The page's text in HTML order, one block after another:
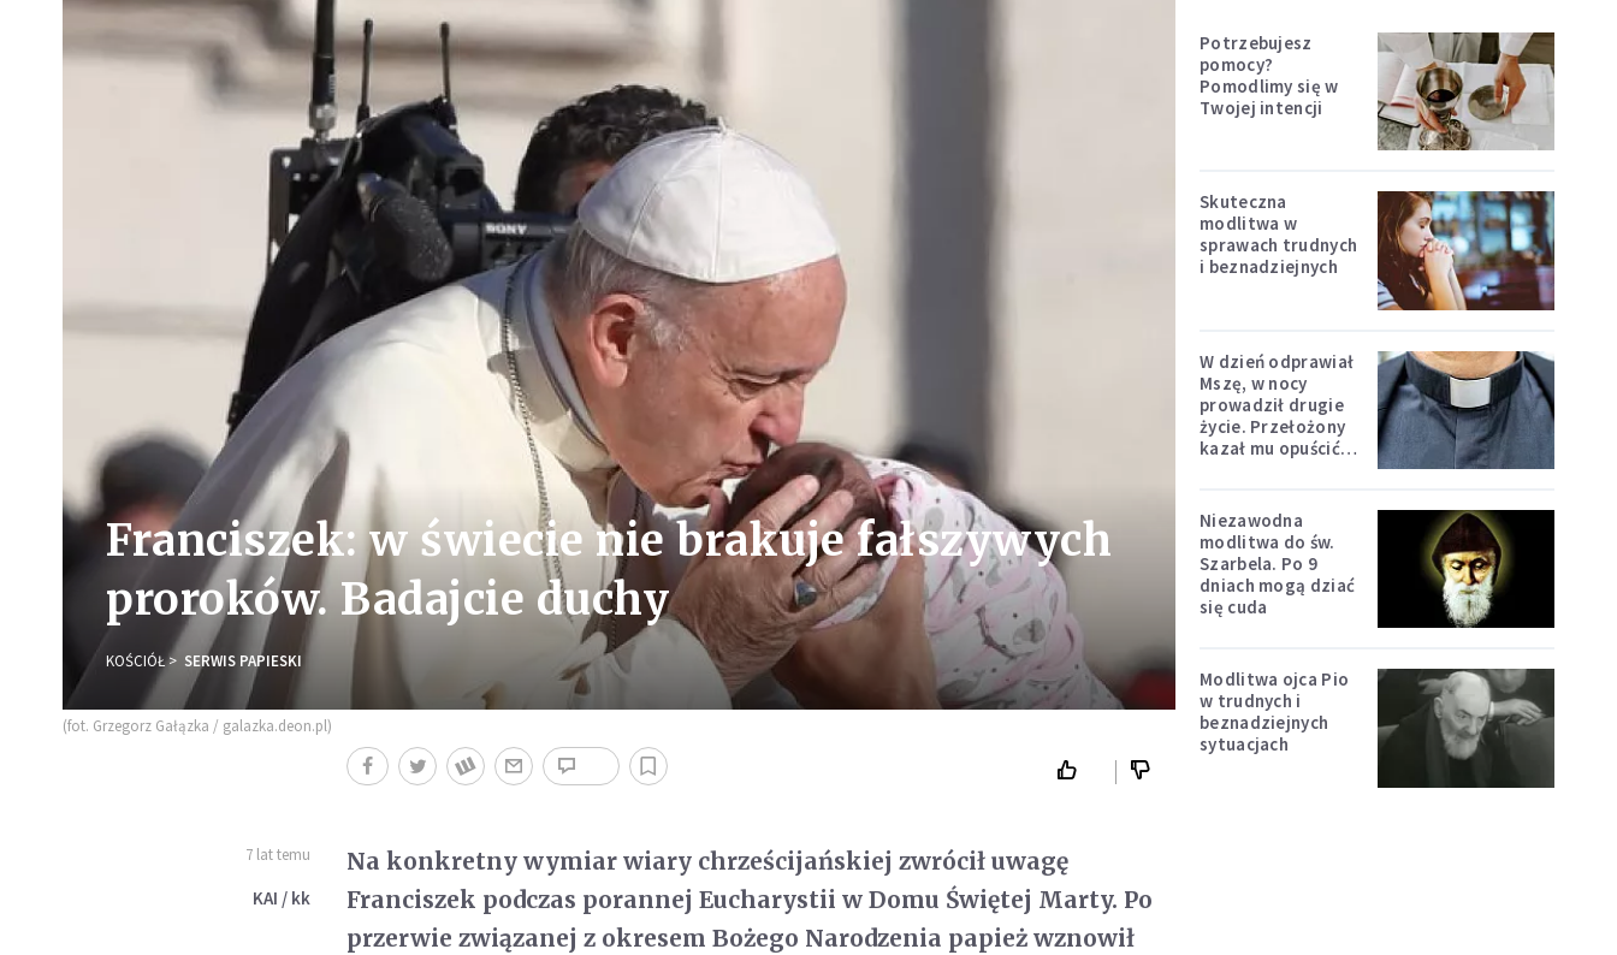
Franciszek: w świecie nie brakuje fałszywych
proroków. Badajcie duchy
KOŚCIÓŁ SERWIS PAPIESKI
(fot. Grzegorz Gałązka / galazka.deon.pl)
7 lat temu
KAI / kk
Na konkretny wymiar wiary chrześcijańskiej zwrócił uwagę
Franciszek podczas porannej Eucharystii w Domu Świętej Marty. Po
przerwie związanej z okresem Bożego Narodzenia papież wznowił
Potrzebujesz
pomocy?
Pomodlimy się w
Twojej intencji
Skuteczna
modlitwa w
sprawach trudnych
i beznadziejnych
W dzień odprawiał
Mszę, w nocy
prowadził drugie
życie. Przełożony
kazał mu opuścić
Niezawodna
modlitwa do św.
Szarbela. Po 9
dniach mogą dziać
się cuda
Modlitwa ojca Pio
w trudnych i
beznadziejnych
sytuacjach